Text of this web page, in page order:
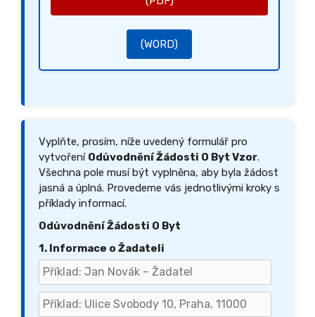
(WORD)
Vyplňte, prosím, níže uvedený formulář pro
vytvoření Odůvodnění Žádosti O Byt Vzor.
Všechna pole musí být vyplněna, aby byla žádost
jasná a úplná. Provedeme vás jednotlivými kroky s
příklady informací.
Odůvodnění Žádosti O Byt
1. Informace o Žadateli